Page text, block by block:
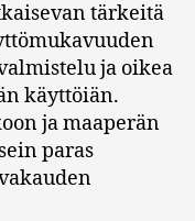
tärkeitä
ja oikea
käyttöiän.
ja maaperän
paras